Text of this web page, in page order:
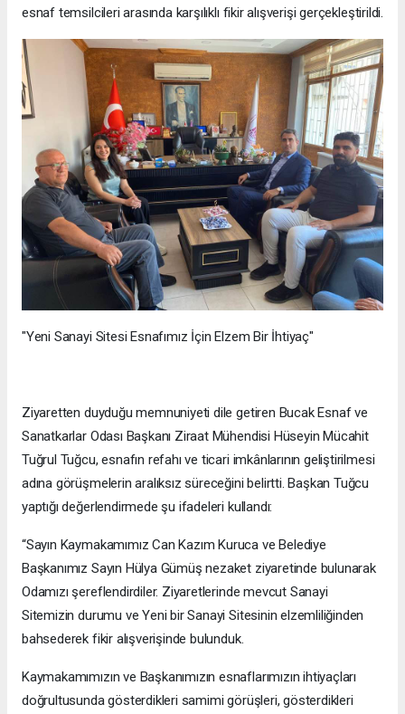
esnaf temsilcileri arasında karşılıklı fikir alışverişi gerçekleştirildi.
"Yeni Sanayi Sitesi Esnafımız İçin Elzem Bir İhtiyaç"
Ziyaretten duyduğu memnuniyeti dile getiren Bucak Esnaf ve
Sanatkarlar Odası Başkanı Ziraat Mühendisi Hüseyin Mücahit
Tuğrul Tuğcu, esnafın refahı ve ticari imkânlarının geliştirilmesi
adına görüşmelerin aralıksız süreceğini belirtti. Başkan Tuğcu
yaptığı değerlendirmede şu ifadeleri kullandı:
“Sayın Kaymakamımız Can Kazım Kuruca ve Belediye
Başkanımız Sayın Hülya Gümüş nezaket ziyaretinde bulunarak
Odamızı şereflendirdiler. Ziyaretlerinde mevcut Sanayi
Sitemizin durumu ve Yeni bir Sanayi Sitesinin elzemliliğinden
bahsederek fikir alışverişinde bulunduk.
Kaymakamımızın ve Başkanımızın esnaflarımızın ihtiyaçları
doğrultusunda gösterdikleri samimi görüşleri, gösterdikleri